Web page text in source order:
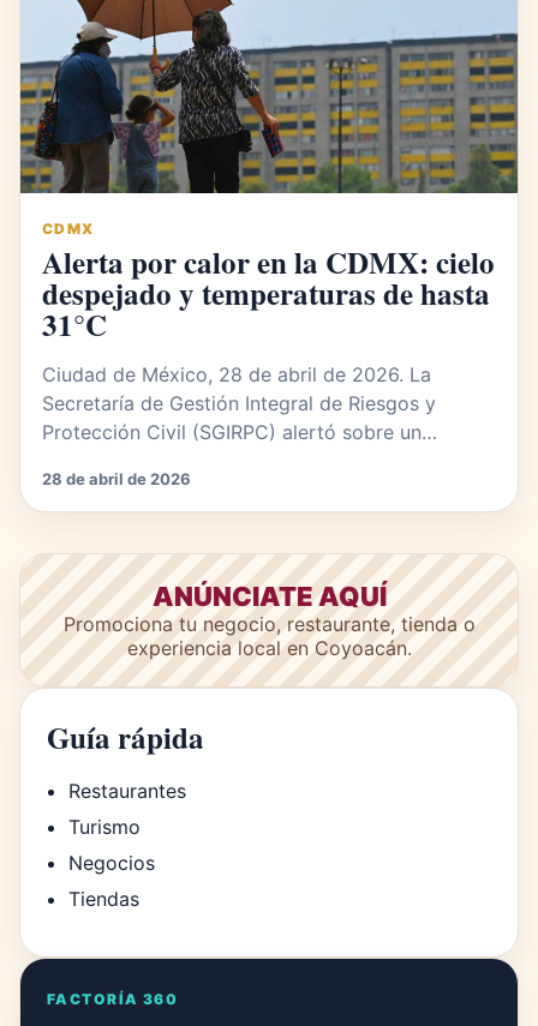
CDMX
Alerta por calor en la CDMX: cielo
despejado y temperaturas de hasta
31°C
Ciudad de México, 28 de abril de 2026. La
Secretaría de Gestión Integral de Riesgos y
Protección Civil (SGIRPC) alertó sobre un…
28 de abril de 2026
ANÚNCIATE AQUÍ
Promociona tu negocio, restaurante, tienda o
experiencia local en Coyoacán.
Guía rápida
Restaurantes
Turismo
Negocios
Tiendas
FACTORÍA 360